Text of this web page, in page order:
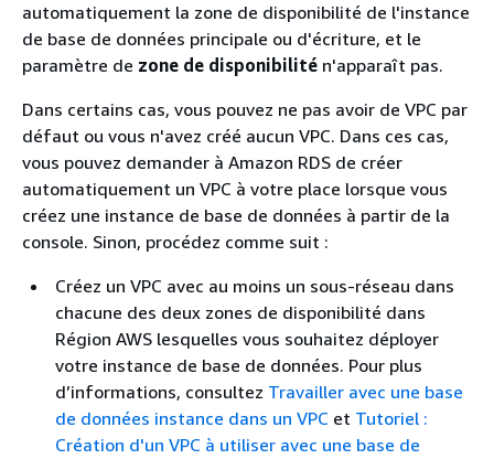
automatiquement la zone de disponibilité de l'instance
de base de données principale ou d'écriture, et le
paramètre de zone de disponibilité n'apparaît pas.
Dans certains cas, vous pouvez ne pas avoir de VPC par
défaut ou vous n'avez créé aucun VPC. Dans ces cas,
vous pouvez demander à Amazon RDS de créer
automatiquement un VPC à votre place lorsque vous
créez une instance de base de données à partir de la
console. Sinon, procédez comme suit :
Créez un VPC avec au moins un sous-réseau dans
chacune des deux zones de disponibilité dans
Région AWS lesquelles vous souhaitez déployer
votre instance de base de données. Pour plus
d’informations, consultez Travailler avec une base
de données instance dans un VPC et Tutoriel :
Création d'un VPC à utiliser avec une base de